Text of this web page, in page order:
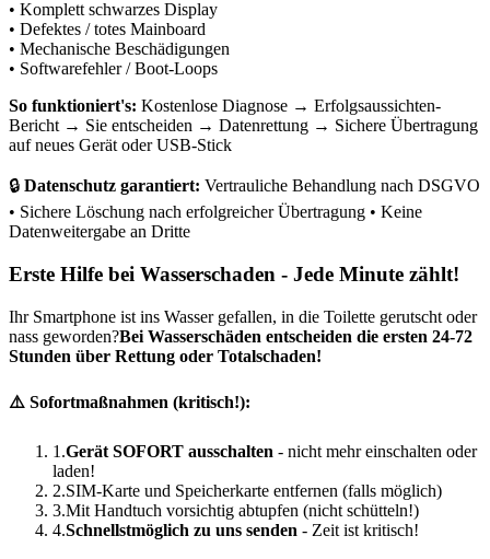
• Komplett schwarzes Display
• Defektes / totes Mainboard
• Mechanische Beschädigungen
• Softwarefehler / Boot-Loops
So funktioniert's: Kostenlose Diagnose → Erfolgsaussichten-
Bericht → Sie entscheiden → Datenrettung → Sichere Übertragung
auf neues Gerät oder USB-Stick
🔒 Datenschutz garantiert: Vertrauliche Behandlung nach DSGVO
• Sichere Löschung nach erfolgreicher Übertragung • Keine
Datenweitergabe an Dritte
Erste Hilfe bei Wasserschaden - Jede Minute zählt!
Ihr Smartphone ist ins Wasser gefallen, in die Toilette gerutscht oder
nass geworden?Bei Wasserschäden entscheiden die ersten 24-72
Stunden über Rettung oder Totalschaden!
⚠️ Sofortmaßnahmen (kritisch!):
1.Gerät SOFORT ausschalten - nicht mehr einschalten oder
laden!
2.SIM-Karte und Speicherkarte entfernen (falls möglich)
3.Mit Handtuch vorsichtig abtupfen (nicht schütteln!)
4.Schnellstmöglich zu uns senden - Zeit ist kritisch!